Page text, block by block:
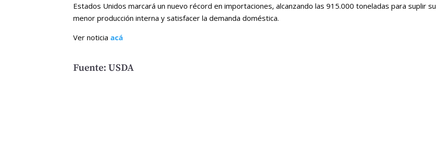
Estados Unidos marcará un nuevo récord en importaciones, alcanzando las 915.000 toneladas para suplir su
menor producción interna y satisfacer la demanda doméstica.
Ver noticia acá
Fuente: USDA